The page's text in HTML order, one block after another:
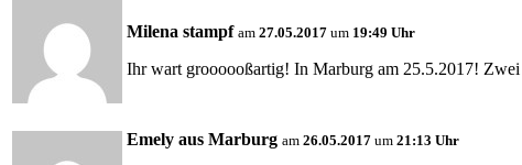
Milena stampf am 27.05.2017 um 19:49 Uhr
Ihr wart groooooßartig! In Marburg am 25.5.2017! Zwei
Emely aus Marburg am 26.05.2017 um 21:13 Uhr